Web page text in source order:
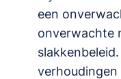
een
onverwachte